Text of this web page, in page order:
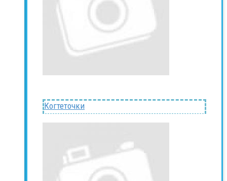
Когтеточки